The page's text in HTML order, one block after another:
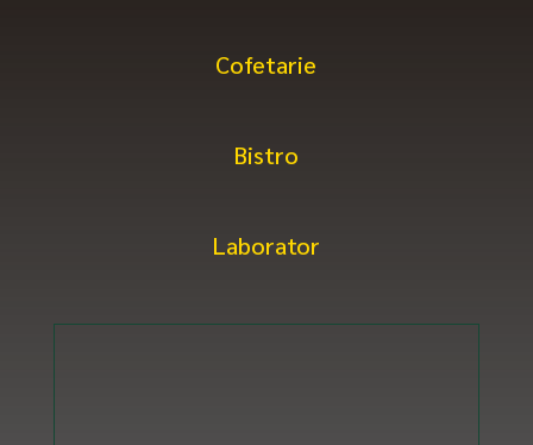
Cofetarie
Bistro
Laborator